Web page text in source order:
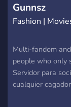
Gunnsz
Fashion |
Multi-fandom
people who only
Servidor para
cualquier